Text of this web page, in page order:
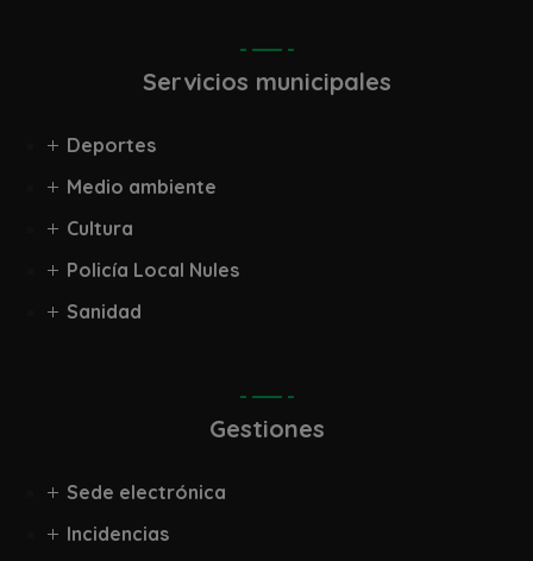
Servicios municipales
Deportes
Medio ambiente
Cultura
Policía Local Nules
Sanidad
Gestiones
Sede electrónica
Incidencias